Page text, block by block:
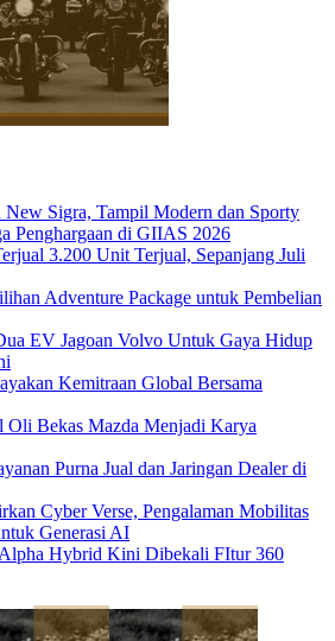
New Sigra, Tampil Modern dan Sporty
Penghargaan di GIIAS 2026
3.200 Unit Terjual, Sepanjang Juli
Adventure Package untuk Pembelian
EV Jagoan Volvo Untuk Gaya Hidup
Kemitraan Global Bersama
Oli Bekas Mazda Menjadi Karya
Purna Jual dan Jaringan Dealer di
Cyber Verse, Pengalaman Mobilitas
Generasi AI
Hybrid Kini Dibekali FItur 360